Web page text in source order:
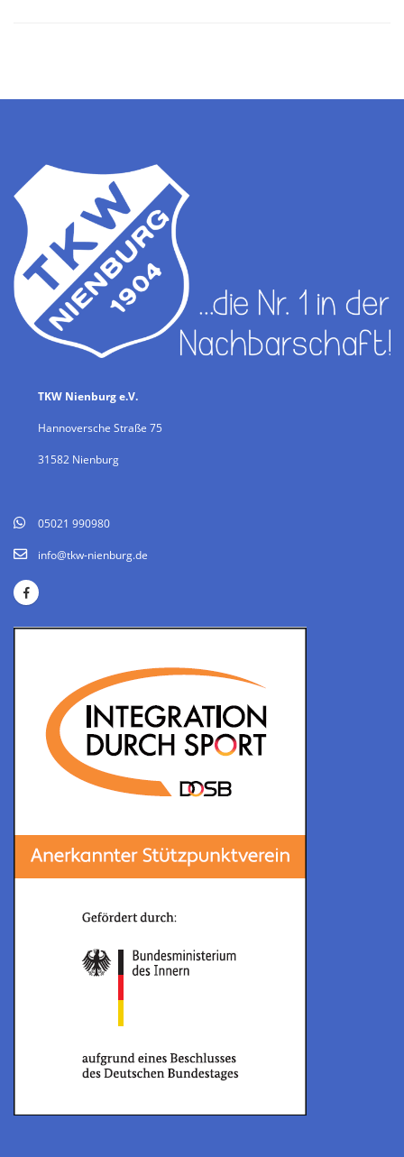
TKW Nienburg e.V.
Hannoversche Straße 75
31582 Nienburg
05021 990980
info@tkw-nienburg.de